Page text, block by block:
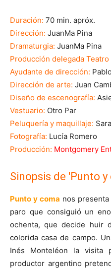
Duración: 70 min. apróx.
Dirección: JuanMa Pina
Dramaturgia: JuanMa Pina
Producción delegada Teatro
Ayudante de dirección:
Dirección de arte: Juan
Diseño de escenografía:
Vestuario: Otro Par
Peluquería y maquillaje:
Fotografía: Lucía Romero
Producción: Montgomery
Sinopsis de 'Punto y
Punto y coma nos presenta
paro que consiguió un
ochenta, que decide huir
colorida casa de campo.
Inés Monteléon la visita
productor argentino